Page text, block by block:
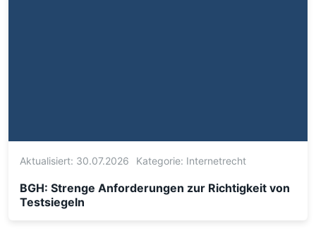
Aktualisiert: 30.07.2026 Kategorie: Internetrecht
BGH: Strenge Anforderungen zur Richtigkeit von
Testsiegeln